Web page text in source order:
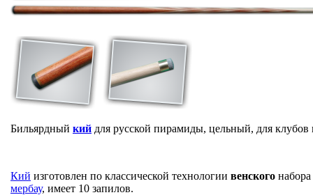
Бильярдный кий для русской пирамиды, цельный, для
Кий изготовлен по классической технологии венского
мербау, имеет 10 запилов.